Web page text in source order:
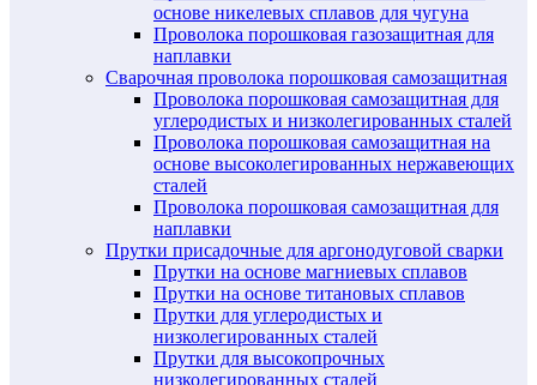
основе никелевых сплавов для чугуна
Проволока порошковая газозащитная для
наплавки
Сварочная проволока порошковая самозащитная
Проволока порошковая самозащитная для
углеродистых и низколегированных сталей
Проволока порошковая самозащитная на
основе высоколегированных нержавеющих
сталей
Проволока порошковая самозащитная для
наплавки
Прутки присадочные для аргонодуговой сварки
Прутки на основе магниевых сплавов
Прутки на основе титановых сплавов
Прутки для углеродистых и
низколегированных сталей
Прутки для высокопрочных
низколегированных сталей